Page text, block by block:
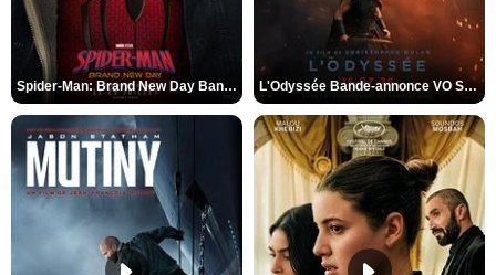
Spider-Man: Brand New Day Bande-annonce VO STFR L'Odyssée Bande-annonce VO STFR